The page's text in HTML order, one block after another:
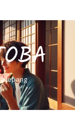
Jepang